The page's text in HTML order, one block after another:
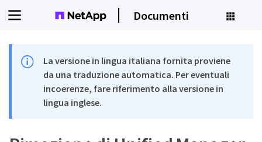
Documenti
La versione in lingua italiana fornita proviene
da una traduzione automatica. Per eventuali
incoerenze, fare riferimento alla versione in
lingua inglese.